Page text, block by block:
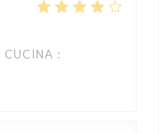
CUCINA :